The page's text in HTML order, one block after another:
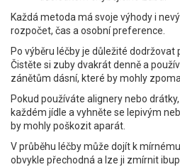
Každá metoda má svoje výhody i
rozpočet, čas a osobní preference.
Po výběru léčby je důležité dodržovat
Čistěte si zuby dvakrát denně a
zánětům dásní, které by mohly
Pokud používáte alignery nebo
každém jídle a vyhněte se lepivým
by mohly poškozit aparát.
V průběhu léčby může dojít k
obvykle přechodná a lze ji zmírnit